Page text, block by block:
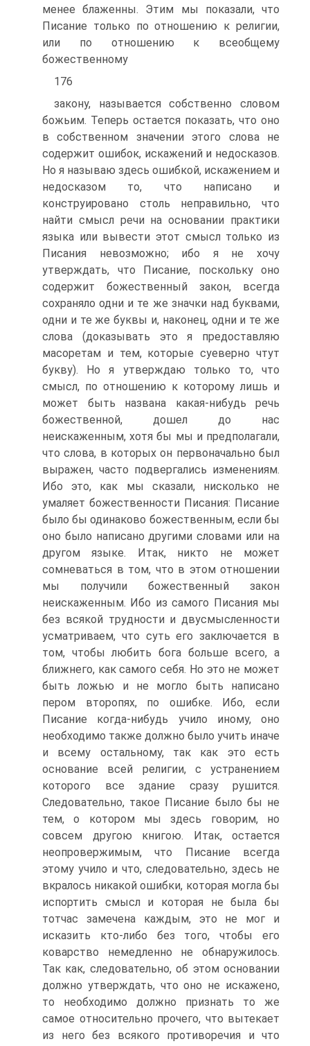
менее блаженны. Этим мы показали, что
Писание только по отношению к религии,
или по отношению к всеобщему
божественному
176
закону, называется собственно словом
божьим. Теперь остается показать, что оно
в собственном значении этого слова не
содержит ошибок, искажений и недосказов.
Но я называю здесь ошибкой, искажением и
недосказом то, что написано и
конструировано столь неправильно, что
найти смысл речи на основании практики
языка или вывести этот смысл только из
Писания невозможно; ибо я не хочу
утверждать, что Писание, поскольку оно
содержит божественный закон, всегда
сохраняло одни и те же значки над буквами,
одни и те же буквы и, наконец, одни и те же
слова (доказывать это я предоставляю
масоретам и тем, которые суеверно чтут
букву). Но я утверждаю только то, что
смысл, по отношению к которому лишь и
может быть названа какая-нибудь речь
божественной, дошел до нас
неискаженным, хотя бы мы и предполагали,
что слова, в которых он первоначально был
выражен, часто подвергались изменениям.
Ибо это, как мы сказали, нисколько не
умаляет божественности Писания: Писание
было бы одинаково божественным, если бы
оно было написано другими словами или на
другом языке. Итак, никто не может
сомневаться в том, что в этом отношении
мы получили божественный закон
неискаженным. Ибо из самого Писания мы
без всякой трудности и двусмысленности
усматриваем, что суть его заключается в
том, чтобы любить бога больше всего, а
ближнего, как самого себя. Но это не может
быть ложью и не могло быть написано
пером второпях, по ошибке. Ибо, если
Писание когда-нибудь учило иному, оно
необходимо также должно было учить иначе
и всему остальному, так как это есть
основание всей религии, с устранением
которого все здание сразу рушится.
Следовательно, такое Писание было бы не
тем, о котором мы здесь говорим, но
совсем другою книгою. Итак, остается
неопровержимым, что Писание всегда
этому учило и что, следовательно, здесь не
вкралось никакой ошибки, которая могла бы
испортить смысл и которая не была бы
тотчас замечена каждым, это не мог и
исказить кто-либо без того, чтобы его
коварство немедленно не обнаружилось.
Так как, следовательно, об этом основании
должно утверждать, что оно не искажено,
то необходимо должно признать то же
самое относительно прочего, что вытекает
из него без всякого противоречия и что